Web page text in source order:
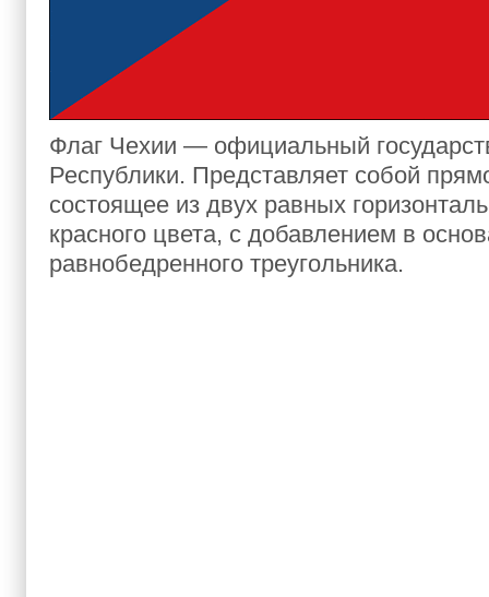
Флаг Чехии — официальный
Республики. Представляет собой
состоящее из двух равных
красного цвета, с добавлением в
равнобедренного треугольника.